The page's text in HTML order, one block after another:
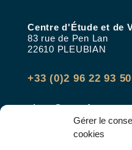
Gérer le
cookies
Centre d'Étude et de
83 rue de Pen Lan
22610 PLEUBIAN
+33 (0)2 96 22 93 50
algue@ceva.fr